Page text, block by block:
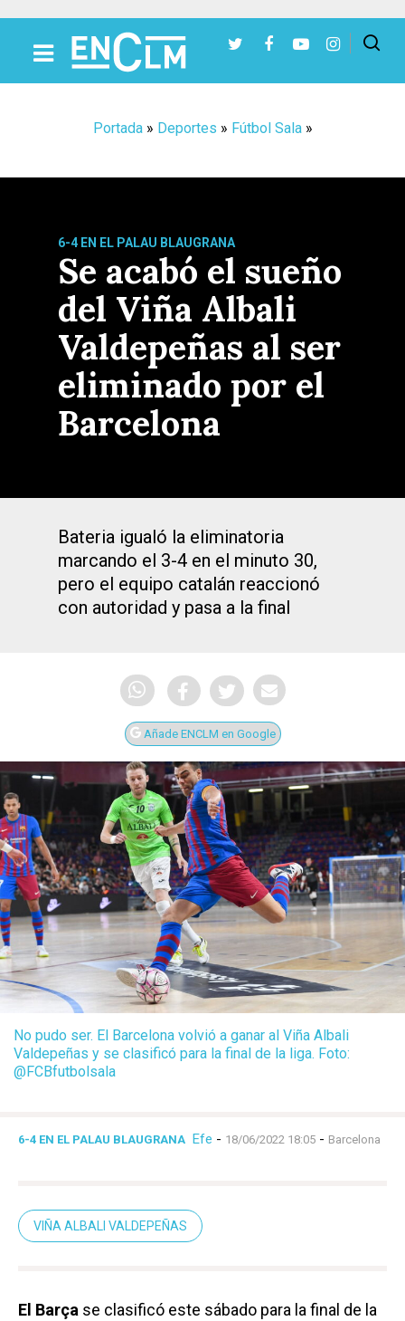
Portada» Deportes » Fútbol Sala»
6-4 EN EL PALAU BLAUGRANA
Se acabó el sueño
del Viña Albali
Valdepeñas al ser
eliminado por el
Barcelona
Bateria igualó la eliminatoria
marcando el 3-4 en el minuto 30,
pero el equipo catalán reaccionó
con autoridad y pasa a la final
Añade ENCLM en Google
No pudo ser. El Barcelona volvió a ganar al Viña Albali
Valdepeñas y se clasificó para la final de la liga. Foto:
@FCBfutbolsala
6-4 EN EL PALAU BLAUGRANA Efe - 18/06/2022 18:05 - Barcelona
VIÑA ALBALI VALDEPEÑAS
El Barça se clasificó este sábado para la final de la